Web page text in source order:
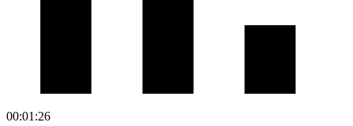
00:01:26